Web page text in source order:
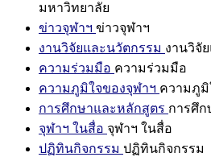
มหาวิทยาลัย
ข่าวจุฬาฯ ข่าวจุฬาฯ
งานวิจัยและนวัตกรรม งานวิจั
ความร่วมมือ ความร่วมมือ
ความภูมิใจของจุฬาฯ ความภูมิ
การศึกษาและหลักสูตร การศึ
จุฬาฯ ในสื่อ จุฬาฯ ในสื่อ
ปฏิทินกิจกรรม ปฏิทินกิจกรรม